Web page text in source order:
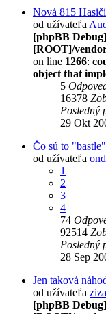
Nová 815 Hasiči
od užívateľa
[phpBB
[ROOT]/
on line 1266:
object that
5
16378
Posledný
29 Okt
Čo sú to
od užívateľa
1
2
3
4
74
92514
Posledný
28 Sep
Jen taková
od užívateľa ziza
[phpBB